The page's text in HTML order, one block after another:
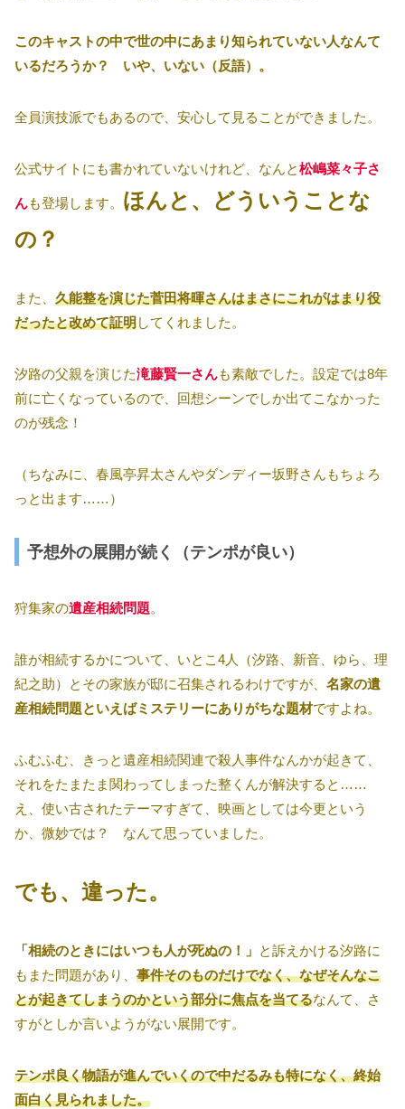
このキャストの中で世の中にあまり知られていない人なんて
いるだろうか？ いや、いない（反語）。
全員演技派でもあるので、安心して見ることができました。
公式サイトにも書かれていないけれど、なんと松嶋菜々子さ
んも登場します。 ほんと、どういうことな
の？
また、 久能整を演じた菅田将暉さんはまさにこれがはまり役
だったと改めて証明してくれました。
汐路の父親を演じた滝藤賢一さんも素敵でした。設定では8年
前に亡くなっているので、回想シーンでしか出てこなかった
のが残念！
（ちなみに、春風亭昇太さんやダンディー坂野さんもちょろ
っと出ます……）
予想外の展開が続く（テンポが良い）
狩集家の遺産相続問題。
誰が相続するかについて、いとこ4人（汐路、新音、ゆら、理
紀之助）とその家族が邸に召集されるわけですが、 名家の遺
産相続問題といえばミステリーにありがちな題材ですよね。
ふむふむ、きっと遺産相続関連で殺人事件なんかが起きて、
それをたまたま関わってしまった整くんが解決すると……
え、使い古されたテーマすぎて、映画としては今更という
か、微妙では？ なんて思っていました。
でも、違った。
「相続のときにはいつも人が死ぬの！」 と訴えかける汐路に
もまた問題があり、 事件そのものだけでなく、なぜそんなこ
とが起きてしまうのかという部分に焦点を当てるなんて、さ
すがとしか言いようがない展開です。
テンポ良く物語が進んでいくので中だるみも特になく、終始
面白く見られました。